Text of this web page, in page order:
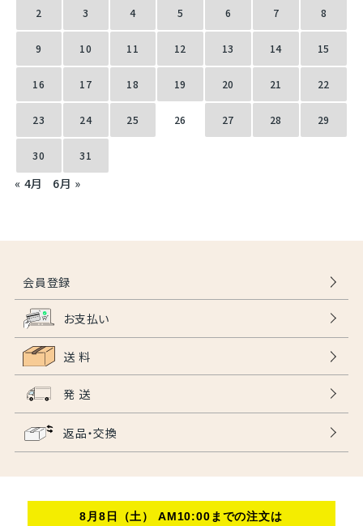
2 3 4 5 6 7 8
9 10 11 12 13 14 15
16 17 18 19 20 21 22
23 24 25 26 27 28 29
30 31
« 4月 6月 »
会員登録
お支払い
送 料
発 送
返品・交換